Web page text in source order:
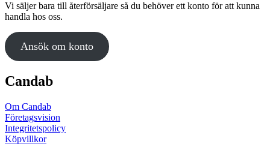
Vi säljer bara till återförsäljare så du behöver ett konto för att kunna
handla hos oss.
Ansök om konto
Candab
Om Candab
Företagsvision
Integritetspolicy
Köpvillkor